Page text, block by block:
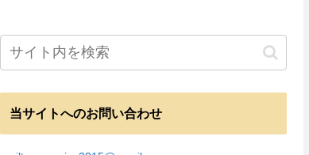
当サイトへのお問い合わせ